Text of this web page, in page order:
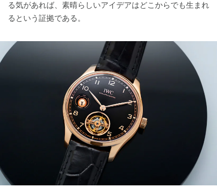
る気があれば、素晴らしいアイデアはどこからでも生まれ
るという証拠である。